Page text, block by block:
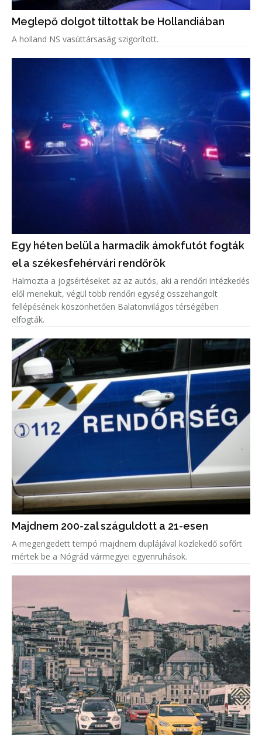
Meglepő dolgot tiltottak be Hollandiában
A holland NS vasúttársaság szigorított.
Egy héten belül a harmadik ámokfutót fogták
el a székesfehérvári rendőrök
Halmozta a jogsértéseket az az autós, aki a rendőri intézkedés
elől menekült, végül több rendőri egység összehangolt
fellépésének köszönhetően Balatonvilágos térségében
elfogták.
Majdnem 200-zal száguldott a 21-esen
A megengedett tempó majdnem duplájával közlekedő sofőrt
mértek be a Nógrád vármegyei egyenruhások.